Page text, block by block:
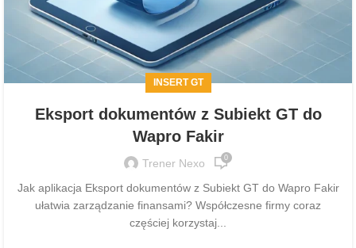
INSERT GT
Eksport dokumentów z Subiekt GT do
Wapro Fakir
Trener Nexo 0
Jak aplikacja Eksport dokumentów z Subiekt GT do Wapro Fakir
ułatwia zarządzanie finansami? Współczesne firmy coraz
częściej korzystaj...